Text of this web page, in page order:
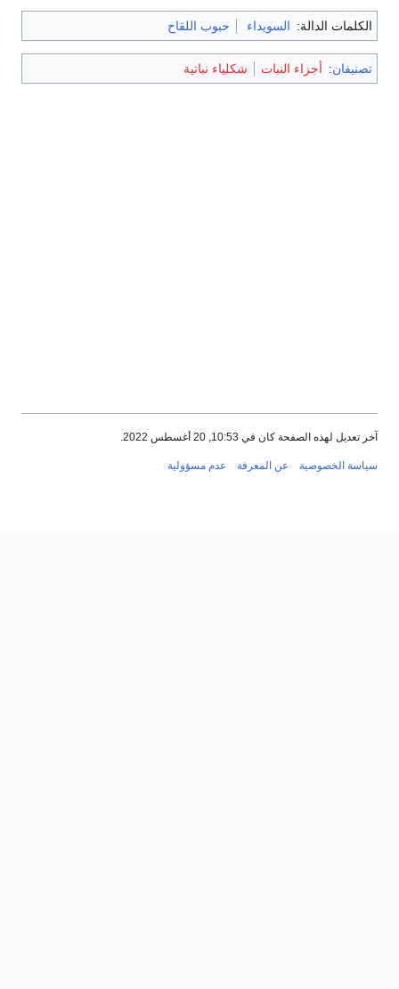
الدالة: السويداء حبوب اللقاح
أجزاء النبات شكلياء نباتية
الصفحة كان في 10:53, 20 أغسطس 2022.
عن المعرفة عدم مسؤولية